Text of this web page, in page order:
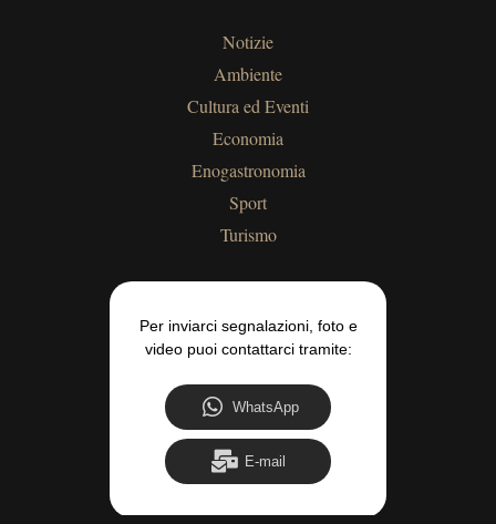
Notizie
Ambiente
Cultura ed Eventi
Economia
Enogastronomia
Sport
Turismo
Per inviarci segnalazioni, foto e
video puoi contattarci tramite:
WhatsApp
E-mail